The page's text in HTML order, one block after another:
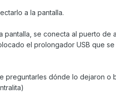
a la pantalla.
pantalla, se conecta al puerto de
el prolongador USB que
preguntarles dónde lo dejaron o